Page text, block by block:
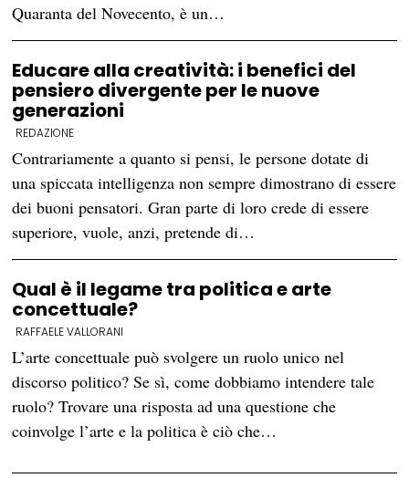
Quaranta del Novecento, è un…
Educare alla creatività: i benefici del
pensiero divergente per le nuove
generazioni
REDAZIONE
Contrariamente a quanto si pensi, le persone dotate di
una spiccata intelligenza non sempre dimostrano di essere
dei buoni pensatori. Gran parte di loro crede di essere
superiore, vuole, anzi, pretende di…
Qual è il legame tra politica e arte
concettuale?
RAFFAELE VALLORANI
L’arte concettuale può svolgere un ruolo unico nel
discorso politico? Se sì, come dobbiamo intendere tale
ruolo? Trovare una risposta ad una questione che
coinvolge l’arte e la politica è ciò che…